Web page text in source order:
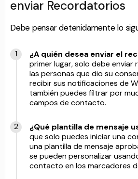
enviar Recordatorios
Debe pensar detenidamente lo
¿A quién desea enviar el
primer lugar, solo debe
las personas que dio su
recibir sus notificaciones de
también puedes filtrar por
campos de contacto.
¿Qué plantilla de mensaje
que solo puedes iniciar una
una plantilla de mensaje
se pueden personalizar
contacto en los marcadores